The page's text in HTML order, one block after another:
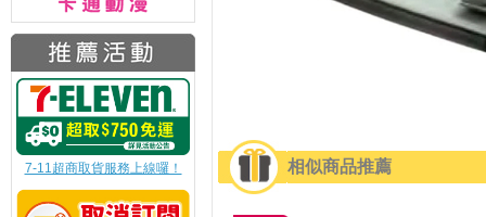
7-11超商取貨服務上線囉！ 相似商品推薦